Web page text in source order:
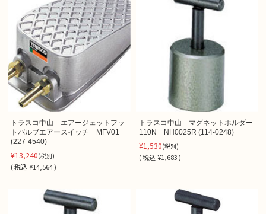
トラスコ中山 エアージェットフッ
トバルブエアースイッチ MFV01
(227-4540)
¥13,240(税別)
(税込¥14,564 )
トラスコ中山 マグネットホルダー
110N NH0025R (114-0248)
¥1,530(税別)
(税込 ¥1,683 )